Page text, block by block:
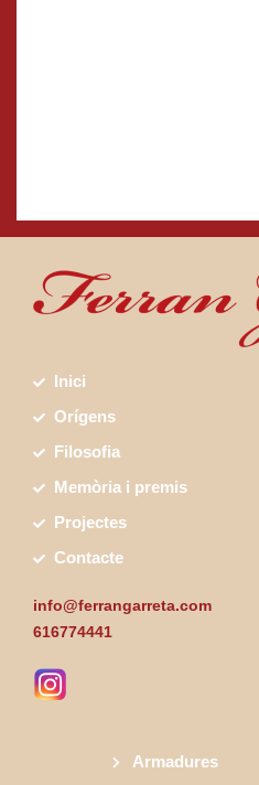
Inici
Orígens
Filosofia
Memòria i premis
Projectes
Contacte
info@ferrangarreta.com
616774441
Armadures